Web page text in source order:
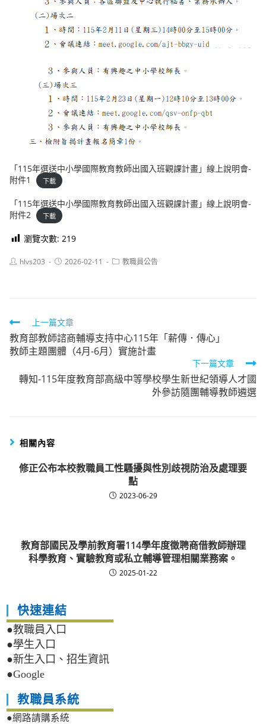
「115年選送中小學國際教育教師出國入班觀課計畫」線上說明會-
附件1
下載
「115年選送中小學國際教育教師出國入班觀課計畫」線上說明會-
附件2
下載
瀏覽次數: 219
Posthlvs203
Post2026-02-11
Post教職員公告
Read
more
articles
上一篇文章
教育部教師諮商輔導支持中心115年「薪傳．傳心」
教師主題團體（4月-6月）實施計畫
下一篇文章
轉知-115年度教育部高級中等學校學生新世紀領導人才國
外參訪隨團輔導教師遴選
相關內容
修正公布本校教職員工性騷擾與性別歧視防治及處理要
點
2023-06-29
教育部國民及學前教育署114學年度徵聘商借教師辦理
科學教育、實驗教育或私立輔導管理相關業務案。
2025-01-22
快速連結
●教職員入口
●學生入口
●新生入口、招生資訊
●Google
教職員系統
●網路請購系統